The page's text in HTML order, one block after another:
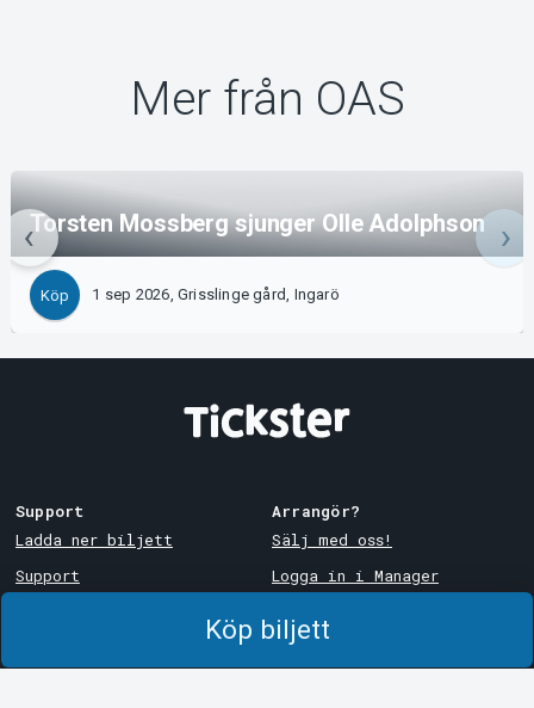
Köp biljett
Mer från OAS
Torsten Mossberg sjunger Olle Adolphson
Köp 1 sep 2026, Grisslinge gård, Ingarö
Support
Ladda ner biljett
Support
Arrangör?
Sälj med oss!
Logga in i Manager